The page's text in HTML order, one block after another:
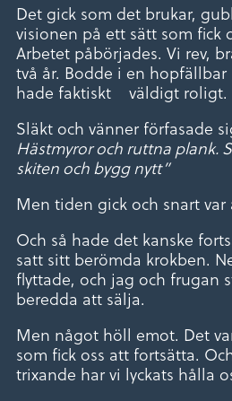
Det gick som det brukar,
visionen på ett sätt som fick
Arbetet påbörjades. Vi rev,
två år. Bodde i en
hade faktiskt väldigt roligt.
Släkt och vänner förfasade
Hästmyror och ruttna plank.
skiten och bygg nytt”
Men tiden gick och snart
Och så hade det kanske
satt sitt berömda krokben.
flyttade, och jag och frugan
beredda att sälja.
Men något höll emot. Det
som fick oss att fortsätta.
trixande har vi lyckats hålla